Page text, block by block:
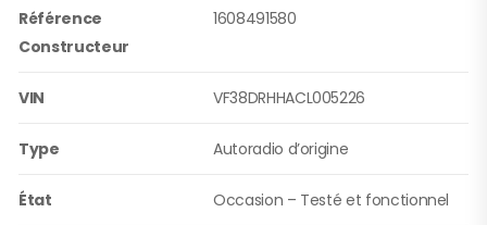
Référence
Constructeur
1608491580
VIN VF38DRHHACL005226
Type Autoradio d’origine
État Occasion – Testé et fonctionnel